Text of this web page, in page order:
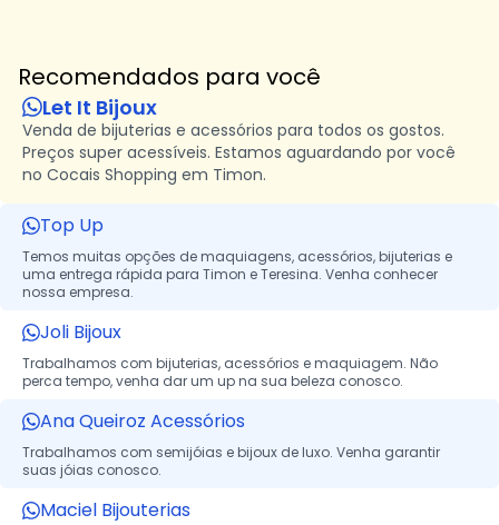
Recomendados para você
Let It Bijoux
Venda de bijuterias e acessórios para todos os gostos.
Preços super acessíveis. Estamos aguardando por você
no Cocais Shopping em Timon.
Top Up
Temos muitas opções de maquiagens, acessórios, bijuterias e
uma entrega rápida para Timon e Teresina. Venha conhecer
nossa empresa.
Joli Bijoux
Trabalhamos com bijuterias, acessórios e maquiagem. Não
perca tempo, venha dar um up na sua beleza conosco.
Ana Queiroz Acessórios
Trabalhamos com semijóias e bijoux de luxo. Venha garantir
suas jóias conosco.
Maciel Bijouterias